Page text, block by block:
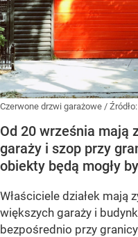
Czerwone drzwi garażowe / Źródło:
Od 20 września mają
garaży i szop przy
obiekty będą mogły
Właściciele działek
większych garaży i
bezpośrednio przy